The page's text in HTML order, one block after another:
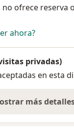
no ofrece reserva
ahora?
privadas)
en esta
mássobre la